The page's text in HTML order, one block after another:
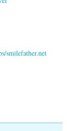
smilefather.net